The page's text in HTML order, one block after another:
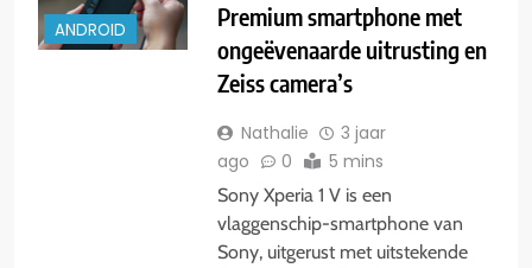
ANDROID
Premium smartphone met
ongeëvenaarde uitrusting en
Zeiss camera’s
Nathalie
3 jaar
ago
0 5 mins
Sony Xperia 1 V is een
vlaggenschip-smartphone van
Sony, uitgerust met uitstekende